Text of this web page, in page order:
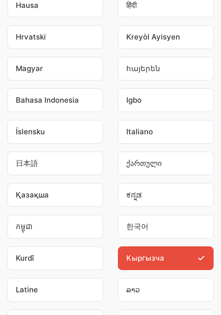
Hausa हिंदी
Hrvatski Kreyòl Ayisyen
Magyar հայերեն
Bahasa Indonesia Igbo
Íslensku Italiano
日本語 ქართული
Қазақша ಕನ್ನಡ
កម្ពុជា 한국어
Kurdî Кыргызча
Latine ລາວ